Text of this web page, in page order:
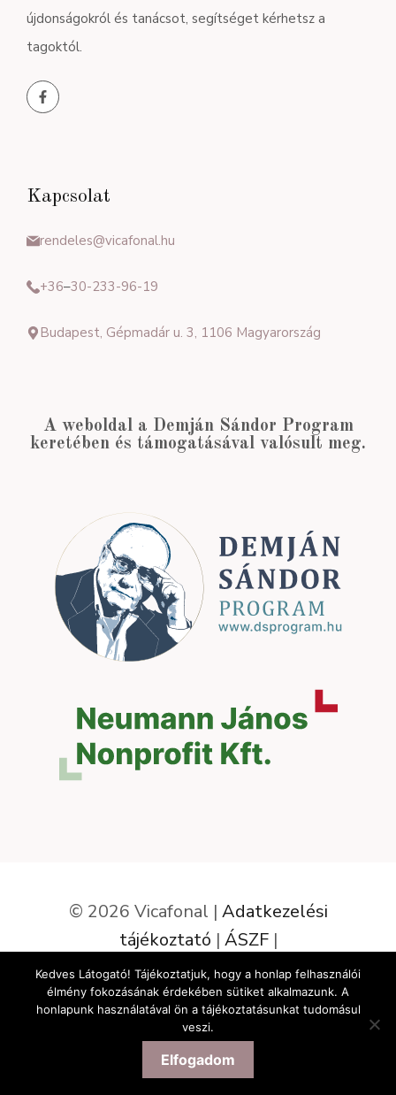
újdonságokról és tanácsot, segítséget kérhetsz a
tagoktól.
Kapcsolat
rendeles@vicafonal.hu
+36–30-233-96-19
Budapest, Gépmadár u. 3, 1106 Magyarország
A weboldal a Demján Sándor Program
keretében és támogatásával valósult meg.
© 2026 Vicafonal | Adatkezelési
tájékoztató | ÁSZF|
Elállás a szerződéstől
Az oldalt készítette:
1,690
Kedves Látogató! Tájékoztatjuk, hogy a honlap felhasználói
élmény fokozásának érdekében sütiket alkalmazunk. A
honlapunk használatával ön a tájékoztatásunkat tudomásul
veszi.
Elfogadom